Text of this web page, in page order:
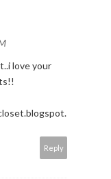
love your
Reply